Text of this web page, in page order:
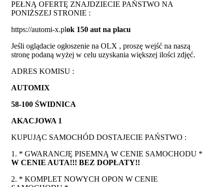
PEŁNĄ OFERTĘ ZNAJDZIECIE PAŃSTWO NA
PONIŻSZEJ STRONIE :
https://automi-x.plok 150 aut na placu
Jeśli oglądacie ogłoszenie na OLX , proszę wejść na naszą
stronę podaną wyżej w celu uzyskania większej ilości zdjęć.
ADRES KOMISU :
AUTOMIX
58-100 ŚWIDNICA
AKACJOWA 1
KUPUJĄC SAMOCHÓD DOSTAJECIE PAŃSTWO :
1. * GWARANCJĘ PISEMNĄ W CENIE SAMOCHODU *
W CENIE AUTA!!! BEZ DOPŁATY!!
2. * KOMPLET NOWYCH OPON W CENIE